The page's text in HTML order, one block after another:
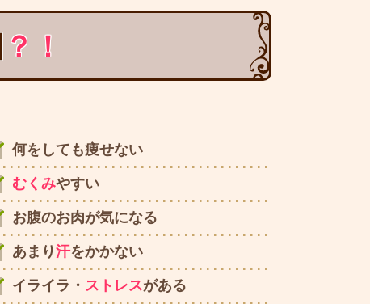
？！
何をしても痩せない
むくみやすい
お腹のお肉が気になる
あまり汗をかかない
イライラ・ ストレスがある